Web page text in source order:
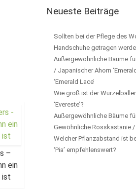
–
ein
ist
Neueste Beiträge
Sollten bei der Pflege des
Handschuhe getragen
Außergewöhnliche Bäume
/ Japanischer Ahorn
‘Emerald Lace’
Wie groß ist der
‘Evereste’?
Außergewöhnliche Bäume
Gewöhnliche Rosskastanie
Welcher Pflanzabstand ist
‘Pia’ empfehlenswert?